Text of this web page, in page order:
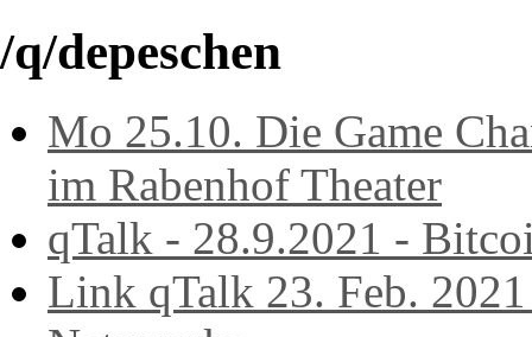
/q/depeschen
Mo 25.10. Die Game
im Rabenhof Theater
qTalk - 28.9.2021 -
Link qTalk 23. Feb.